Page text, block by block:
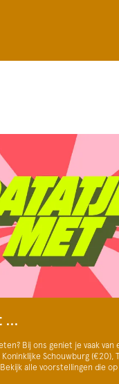
...
Bij ons geniet je vaak van
Schouwburg (€20),
Bekijk alle voorstellingen die